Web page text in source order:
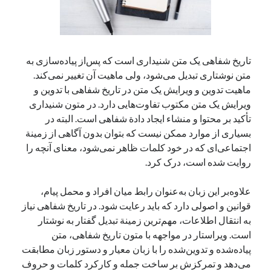
George Veithدرمَه‌لقا مَلّاح، حافظ محیط زیست ایران
پیمانه صالحیدر
بزرگداشت یاد و نام استاد اسماعیل سعادت (مهر ۱۳۰۴-
شهریور ۱۳۹۹)
سعیدیدر
بزرگداشت یاد و نام استاد اسماعیل سعادت (مهر ۱۳۰۴- شهریور
۱۳۹۹)
جست‌وجو
تاریخ شفاهی یک متن شنیداری است که پس‌از پیاده‌سازی به
متن نوشتاری تبدیل می‌شود، ولی ماهیت آن تغییر نمی‌کند.
ماهیت تدوین و ویرایش یک متن در تاریخ شفاهی با تدوین و
ویرایش یک متن مکتوب تفاوت‌هایی دارد. در متون شنیداری
تأکید بر محتوا و منشاء ایجاد دادة شفاهی است. البته در
بسیاری از موارد ممکن نیست که بتوان بدون آگاهی از زمینة
اجتماعی‌ای که در خود کلمات ظاهر نمی‌شود، معنای آنچه را
روایت شده است، درک کرد.
علاوه‌بر این زبان به‌عنوان رابط میان افراد و محمل پیام،
قوانین و اصولی دارد که باید رعایت شود. در تاریخ شفاهی نیاز
به انتقال اطلاعات، مهم‌ترین زمینة تبدیل گفتار به نوشتار
است. ویراستار در مواجهه با متون تاریخ شفاهی، متن
پیاده‌شده و تدوین‌شده را با زبان معیار و دستور زبان مطابقت
می‌دهد و تمرکزش بر ساخت جمله و کارکرد کلمات و حروف